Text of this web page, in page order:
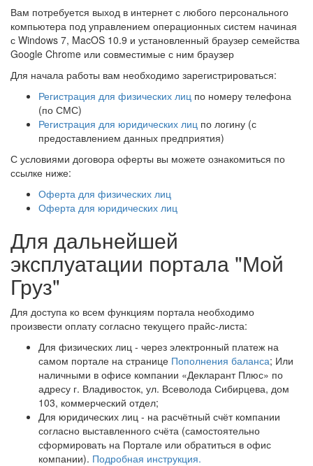
Вам потребуется выход в интернет с любого персонального
компьютера под управлением операционных систем начиная
с Windows 7, MacOS 10.9 и установленный браузер семейства
Google Chrome или совместимые с ним браузер
Для начала работы вам необходимо зарегистрироваться:
Регистрация для физических лиц по номеру телефона
(по СМС)
Регистрация для юридических лиц по логину (с
предоставлением данных предприятия)
С условиями договора оферты вы можете ознакомиться по
ссылке ниже:
Оферта для физических лиц
Оферта для юридических лиц
Для дальнейшей
эксплуатации портала "Мой
Груз"
Для доступа ко всем функциям портала необходимо
произвести оплату согласно текущего прайс-листа:
Для физических лиц - через электронный платеж на
самом портале на странице Пополнения баланса; Или
наличными в офисе компании «Декларант Плюс» по
адресу г. Владивосток, ул. Всеволода Сибирцева, дом
103, коммерческий отдел;
Для юридических лиц - на расчётный счёт компании
согласно выставленного счёта (самостоятельно
сформировать на Портале или обратиться в офис
компании). Подробная инструкция.